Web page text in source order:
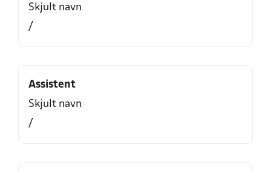
Skjult navn
/
Assistent
Skjult navn
/